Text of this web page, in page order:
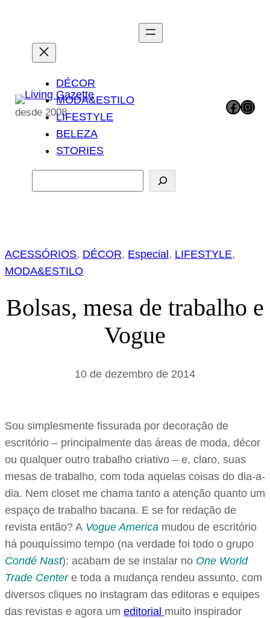
conteúdo
desde 2008
DÉCOR
MODA&ESTILO
LIFESTYLE
BELEZA
STORIES
e
i
s
a
r
Facebook Instagram
ACESSÓRIOS, DÉCOR, Especial , LIFESTYLE
MODA&ESTILO
Bolsas, mesa de trabalho e
Vogue
10 de dezembro de 2014
Sou simplesmente fissurada por decoração de
escritório – principalmente das áreas de moda, décor
ou qualquer outro trabalho criativo – e, claro, suas
mesas de trabalho, com toda aquelas coisas do dia-a-
dia. Nem closet me chama tanto a atenção quanto um
espaço de trabalho bacana. E se for redação de
revista então? A Vogue America mudou de escritório
há pouquíssimo tempo (na verdade foi todo o grupo
Condé Nast): acabam de se instalar no One World
Trade Center e toda a mudança rendeu assunto, com
diversos cliques no instagram das editoras e equipes
das revistas e agora um editorial muito inspirador